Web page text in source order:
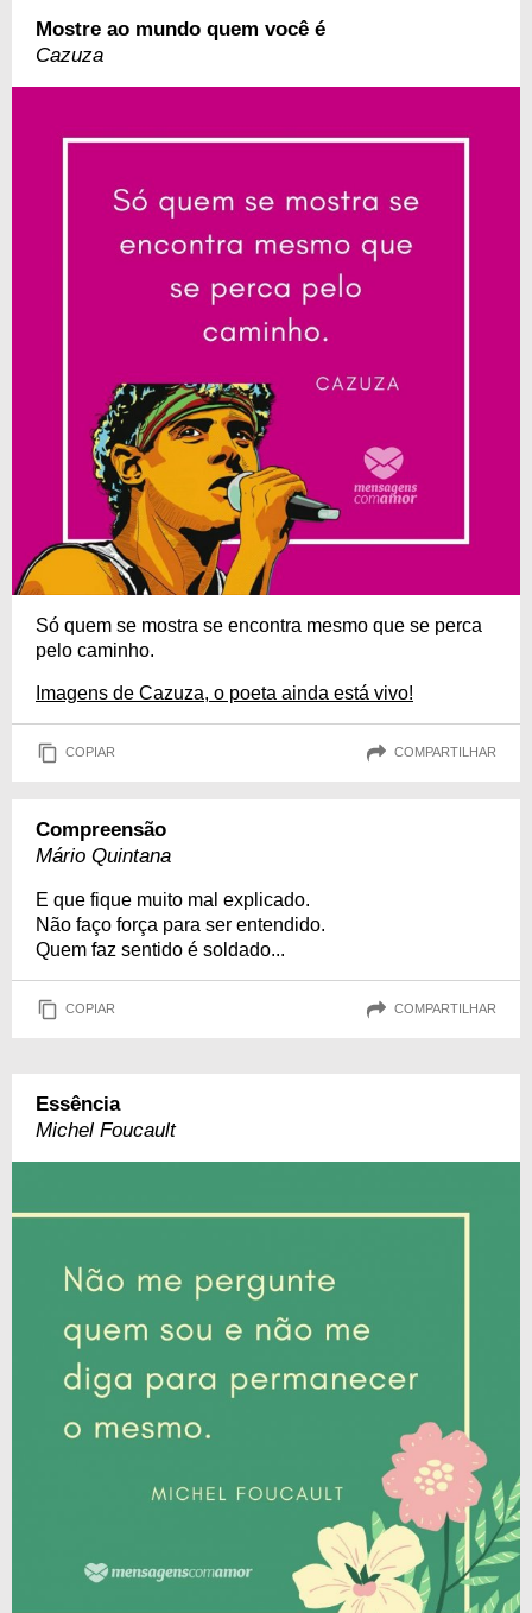
Mostre ao mundo quem você é
Cazuza
Só quem se mostra se encontra mesmo que se perca
pelo caminho.
Imagens de Cazuza, o poeta ainda está vivo!
COPIAR COMPARTILHAR
Compreensão
Mário Quintana
E que fique muito mal explicado.
Não faço força para ser entendido.
Quem faz sentido é soldado...
COPIAR COMPARTILHAR
Essência
Michel Foucault